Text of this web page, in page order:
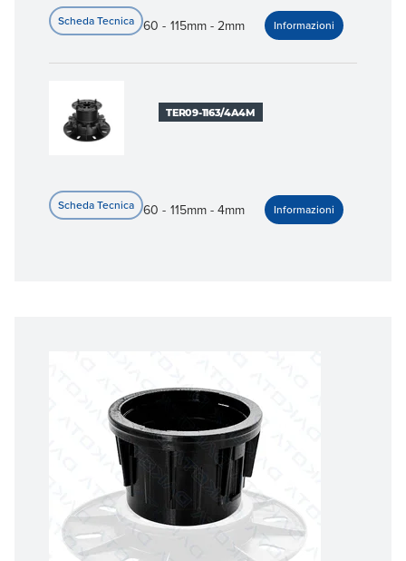
60 - 115mm - 2mm
TER09-1163/4A4M
60 - 115mm - 4mm